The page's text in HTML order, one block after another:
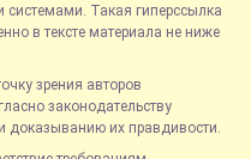
Такая гиперссылка
в тексте материала не ниже
зрения авторов
законодательству
доказыванию их правдивости.